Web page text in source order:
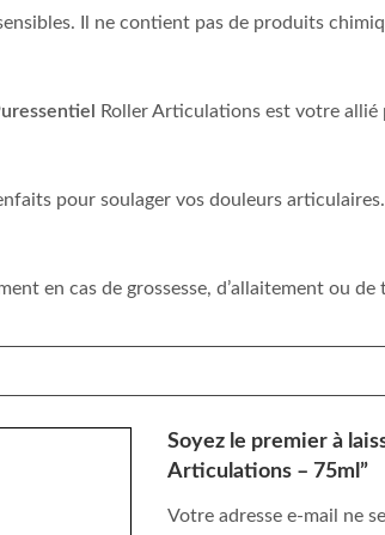
Il ne contient pas de produits
Roller Articulations est votre
pour soulager vos douleurs
en cas de grossesse, d’allaitement ou
Soyez le premier à
Articulations – 75ml”
Votre adresse e-mail ne